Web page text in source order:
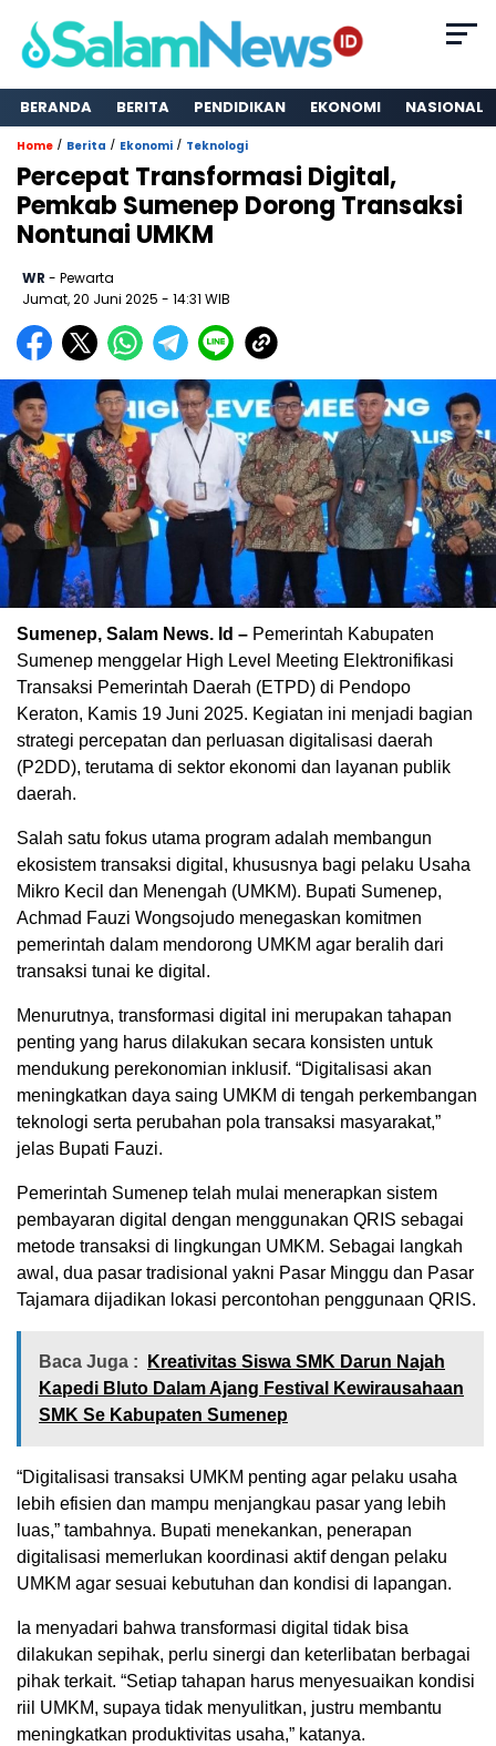
BERANDA BERITA PENDIDIKAN EKONOMI NASIONAL
Home / Berita / Ekonomi / Teknologi
Percepat Transformasi Digital,
Pemkab Sumenep Dorong Transaksi
Nontunai UMKM
WR - Pewarta
Jumat, 20 Juni 2025 - 14:31 WIB
Sumenep, Salam News. Id – Pemerintah Kabupaten
Sumenep menggelar High Level Meeting Elektronifikasi
Transaksi Pemerintah Daerah (ETPD) di Pendopo
Keraton, Kamis 19 Juni 2025. Kegiatan ini menjadi bagian
strategi percepatan dan perluasan digitalisasi daerah
(P2DD), terutama di sektor ekonomi dan layanan publik
daerah.
Salah satu fokus utama program adalah membangun
ekosistem transaksi digital, khususnya bagi pelaku Usaha
Mikro Kecil dan Menengah (UMKM). Bupati Sumenep,
Achmad Fauzi Wongsojudo menegaskan komitmen
pemerintah dalam mendorong UMKM agar beralih dari
transaksi tunai ke digital.
Menurutnya, transformasi digital ini merupakan tahapan
penting yang harus dilakukan secara konsisten untuk
mendukung perekonomian inklusif. “Digitalisasi akan
meningkatkan daya saing UMKM di tengah perkembangan
teknologi serta perubahan pola transaksi masyarakat,”
jelas Bupati Fauzi.
Pemerintah Sumenep telah mulai menerapkan sistem
pembayaran digital dengan menggunakan QRIS sebagai
metode transaksi di lingkungan UMKM. Sebagai langkah
awal, dua pasar tradisional yakni Pasar Minggu dan Pasar
Tajamara dijadikan lokasi percontohan penggunaan QRIS.
Baca Juga :
Kreativitas Siswa SMK Darun Najah
Kapedi Bluto Dalam Ajang Festival Kewirausahaan
SMK Se Kabupaten Sumenep
“Digitalisasi transaksi UMKM penting agar pelaku usaha
lebih efisien dan mampu menjangkau pasar yang lebih
luas,” tambahnya. Bupati menekankan, penerapan
digitalisasi memerlukan koordinasi aktif dengan pelaku
UMKM agar sesuai kebutuhan dan kondisi di lapangan.
Ia menyadari bahwa transformasi digital tidak bisa
dilakukan sepihak, perlu sinergi dan keterlibatan berbagai
pihak terkait. “Setiap tahapan harus menyesuaikan kondisi
riil UMKM, supaya tidak menyulitkan, justru membantu
meningkatkan produktivitas usaha,” katanya.